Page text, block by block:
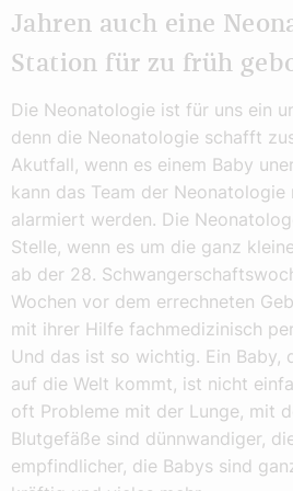
Jahren auch eine
Station für zu früh
Die Neonatologie ist für uns ein
denn die Neonatologie schafft
Akutfall, wenn es einem Baby
kann das Team der
alarmiert werden. Die
Stelle, wenn es um die ganz
ab der 28.
Wochen vor dem errechneten
mit ihrer Hilfe fachmedizinisch
Und das ist so wichtig. Ein Baby,
auf die Welt kommt, ist nicht
oft Probleme mit der Lunge, mit
Blutgefäße sind dünnwandiger,
empfindlicher, die Babys sind